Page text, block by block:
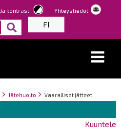
kontrasti Yhteystiedot
FI
Jätehuolto Vaaralliset jätteet
Kuuntele